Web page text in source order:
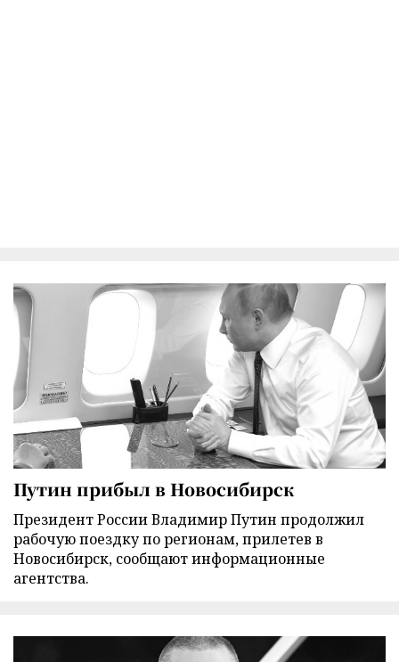
Путин прибыл в Новосибирск
Президент России Владимир Путин продолжил
рабочую поездку по регионам, прилетев в
Новосибирск, сообщают информационные
агентства.